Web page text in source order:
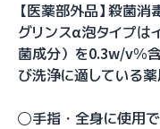
【医薬部外品】殺菌
グリンスα泡タイプは
菌成分）を0.3w/v%
び洗浄に適している薬
◯手指・全身に使用